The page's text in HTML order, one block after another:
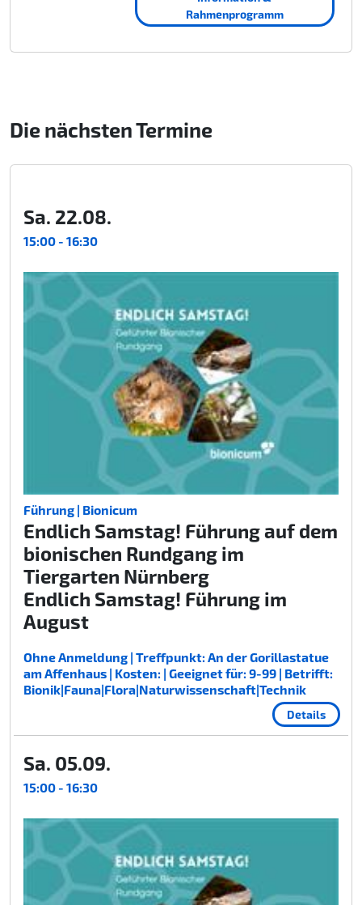
Rahmenprogramm
Die nächsten Termine
Sa. 22.08.
15:00 - 16:30
Führung | Bionicum
Endlich Samstag! Führung auf dem
bionischen Rundgang im
Tiergarten Nürnberg
Endlich Samstag! Führung im
August
Ohne Anmeldung | Treffpunkt: An der Gorillastatue
am Affenhaus | Kosten: | Geeignet für: 9-99 | Betrifft:
Bionik|Fauna|Flora|Naturwissenschaft|Technik
Details
Sa. 05.09.
15:00 - 16:30